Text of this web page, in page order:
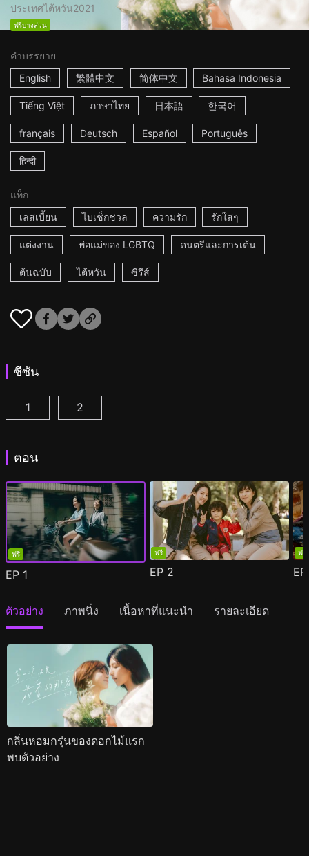
ประเทศไต้หวัน2021
ฟรีบางส่วน
คำบรรยาย
English
繁體中文 简体中文 Bahasa Indonesia
Tiếng Việt ภาษาไทย 日本語 한국어
français Deutsch Español Português
हिन्दी
แท็ก
เลสเบี้ยน
ไบเซ็กชวล ความรัก รักใสๆ
แต่งงาน พ่อแม่ของ LGBTQ ดนตรีและการเต้น
ต้นฉบับ ไต้หวัน ซีรีส์
ซีซัน
กลิ่นหอมกรุ่นของดอกไม้แรกพบ ตอนที่ 1
1 กลิ่นหอมกรุ่นของดอกไม้แรกพบ 2 ตอนที่ 1
2
ตอน
ฟรี
EP 1
ฟรี
EP 2
ฟรี
ตัวอย่าง ภาพนิ่ง เนื้อหาที่แนะนำ รายละเอียด
กลิ่นหอมกรุ่นของดอกไม้แรก
พบตัวอย่าง